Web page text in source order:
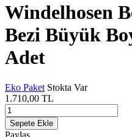
Windelhosen
Bezi Büyük
Adet
Eko Paket Stokta Var
1.710,00 TL
Sepete Ekle
Paylaş